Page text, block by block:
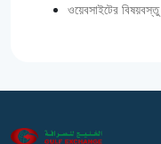
ওয়েবসাইটের